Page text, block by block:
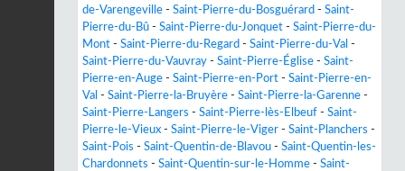
de-Varengeville - Saint-Pierre-du-Bosguérard - Saint-
Pierre-du-Bû - Saint-Pierre-du-Jonquet - Saint-Pierre-du-
Mont - Saint-Pierre-du-Regard - Saint-Pierre-du-Val -
Saint-Pierre-du-Vauvray - Saint-Pierre-Église - Saint-
Pierre-en-Auge - Saint-Pierre-en-Port - Saint-Pierre-en-
Val - Saint-Pierre-la-Bruyère - Saint-Pierre-la-Garenne -
Saint-Pierre-Langers - Saint-Pierre-lès-Elbeuf - Saint-
Pierre-le-Vieux - Saint-Pierre-le-Viger - Saint-Planchers -
Saint-Pois - Saint-Quentin-de-Blavou - Saint-Quentin-les-
Chardonnets - Saint-Quentin-sur-le-Homme - Saint-